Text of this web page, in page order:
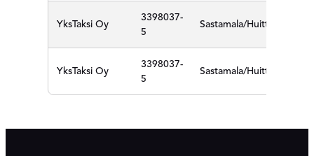
YksTaksi Oy
3398037-
5
Sastamala/Huittinen
YksTaksi Oy
3398037-
5
Sastamala/Huittinen